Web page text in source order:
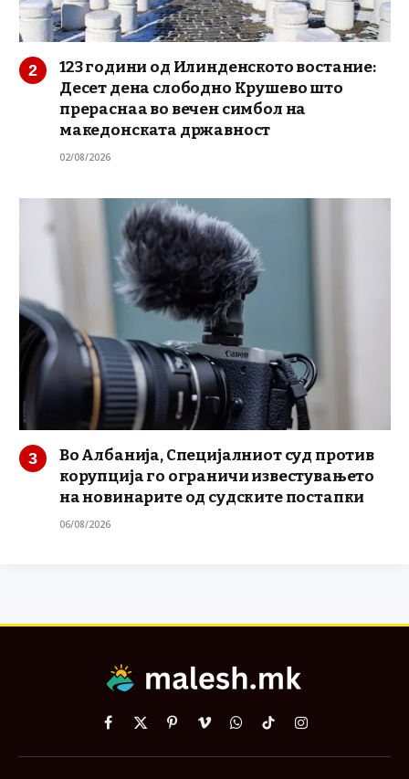
123 години од Илинденското востание:
Десет дена слободно Крушево што
прераснаа во вечен симбол на
македонската државност
02/08/2026
Во Албанија, Специјалниот суд против
корупција го ограничи известувањето
на новинарите од судските постапки
06/08/2026
Facebook
X
PinterestVimeoWhatsApp
TikTokInstagram